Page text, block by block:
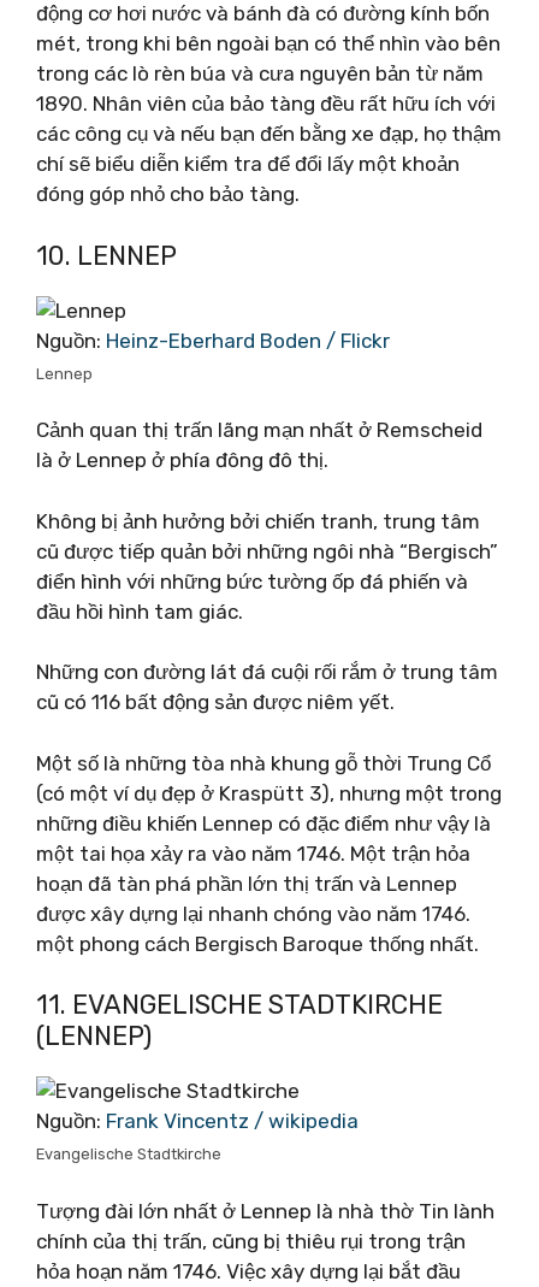
động cơ hơi nước và bánh đà có đường kính bốn
mét, trong khi bên ngoài bạn có thể nhìn vào bên
trong các lò rèn búa và cưa nguyên bản từ năm
1890. Nhân viên của bảo tàng đều rất hữu ích với
các công cụ và nếu bạn đến bằng xe đạp, họ thậm
chí sẽ biểu diễn kiểm tra để đổi lấy một khoản
đóng góp nhỏ cho bảo tàng.
10. LENNEP
Nguồn: Heinz-Eberhard Boden / Flickr
Lennep
Cảnh quan thị trấn lãng mạn nhất ở Remscheid
là ở Lennep ở phía đông đô thị.
Không bị ảnh hưởng bởi chiến tranh, trung tâm
cũ được tiếp quản bởi những ngôi nhà “Bergisch”
điển hình với những bức tường ốp đá phiến và
đầu hồi hình tam giác.
Những con đường lát đá cuội rối rắm ở trung tâm
cũ có 116 bất động sản được niêm yết.
Một số là những tòa nhà khung gỗ thời Trung Cổ
(có một ví dụ đẹp ở Kraspütt 3), nhưng một trong
những điều khiến Lennep có đặc điểm như vậy là
một tai họa xảy ra vào năm 1746. Một trận hỏa
hoạn đã tàn phá phần lớn thị trấn và Lennep
được xây dựng lại nhanh chóng vào năm 1746.
một phong cách Bergisch Baroque thống nhất.
11. EVANGELISCHE STADTKIRCHE
(LENNEP)
Nguồn: Frank Vincentz / wikipedia
Evangelische Stadtkirche
Tượng đài lớn nhất ở Lennep là nhà thờ Tin lành
chính của thị trấn, cũng bị thiêu rụi trong trận
hỏa hoạn năm 1746. Việc xây dựng lại bắt đầu